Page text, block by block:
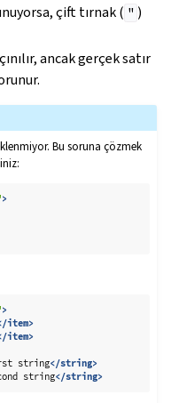
çift tırnak ( " )
ancak gerçek satır
Bu soruna çözmek
>
>
item>
item>
string</string>
string</string>